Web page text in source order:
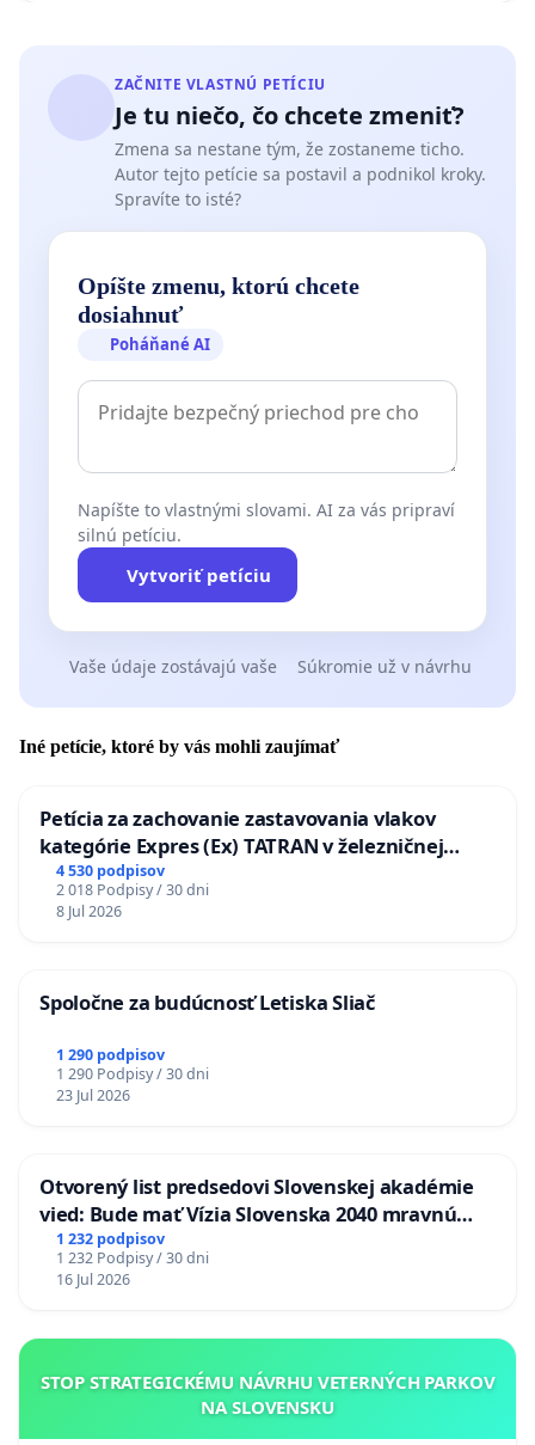
ZAČNITE VLASTNÚ PETÍCIU
Je tu niečo, čo chcete zmeniť?
Zmena sa nestane tým, že zostaneme ticho.
Autor tejto petície sa postavil a podnikol kroky.
Spravíte to isté?
Opíšte zmenu, ktorú chcete
dosiahnuť
Poháňané AI
Napíšte to vlastnými slovami. AI za vás pripraví
silnú petíciu.
Vytvoriť petíciu
Vaše údaje zostávajú vaše Súkromie už v návrhu
Iné petície, ktoré by vás mohli zaujímať
Petícia za zachovanie zastavovania vlakov
kategórie Expres (Ex) TATRAN v železničnej
stanici Púchov
4 530 podpisov
2 018 Podpisy / 30 dni
8 Jul 2026
Spoločne za budúcnosť Letiska Sliač
1 290 podpisov
1 290 Podpisy / 30 dni
23 Jul 2026
Otvorený list predsedovi Slovenskej akadémie
vied: Bude mať Vízia Slovenska 2040 mravnú
chrbticu?
1 232 podpisov
1 232 Podpisy / 30 dni
16 Jul 2026
STOP STRATEGICKÉMU NÁVRHU VETERNÝCH PARKOV
NA SLOVENSKU